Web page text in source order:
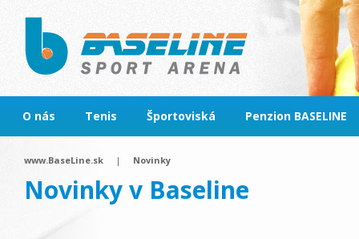
O nás Tenis Športoviská Penzion BASELINE
www.BaseLine.sk | Novinky
Novinky v Baseline